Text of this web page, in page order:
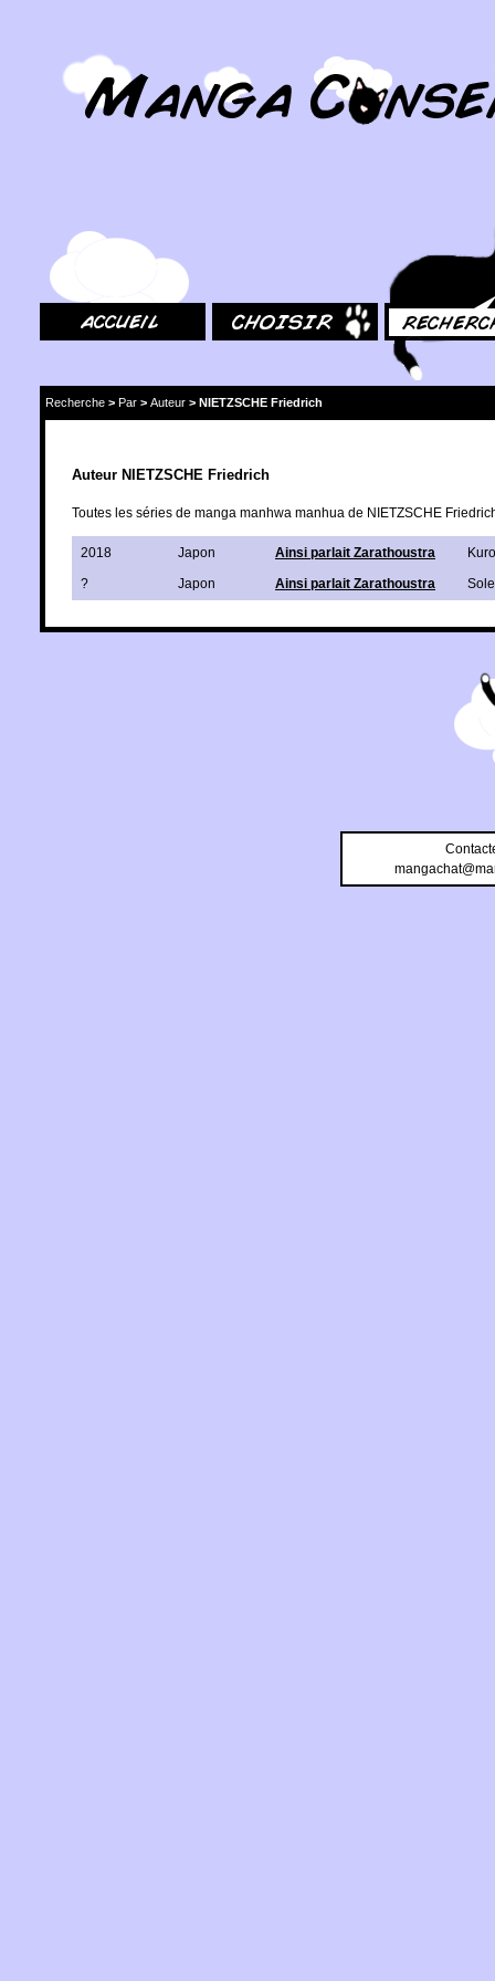
Recherche > Par > Auteur > NIETZSCHE Friedrich
Auteur NIETZSCHE Friedrich
Toutes les séries de manga manhwa manhua de NIETZSCHE
2018 Japon Ainsi parlait Zarathoustra
?
Japon Ainsi parlait Zarathoustra